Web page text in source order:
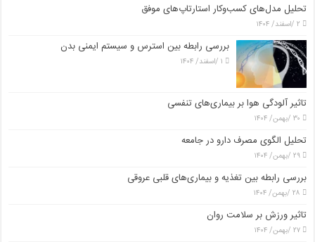
تحلیل مدل‌های کسب‌وکار استارتاپ‌های موفق
۲ /اسفند/ ۱۴۰۴
بررسی رابطه بین استرس و سیستم ایمنی بدن
۱ /اسفند/ ۱۴۰۴
تاثیر آلودگی هوا بر بیماری‌های تنفسی
۳۰ /بهمن/ ۱۴۰۴
تحلیل الگوی مصرف دارو در جامعه
۲۹ /بهمن/ ۱۴۰۴
بررسی رابطه بین تغذیه و بیماری‌های قلبی عروقی
۲۸ /بهمن/ ۱۴۰۴
تاثیر ورزش بر سلامت روان
۲۷ /بهمن/ ۱۴۰۴